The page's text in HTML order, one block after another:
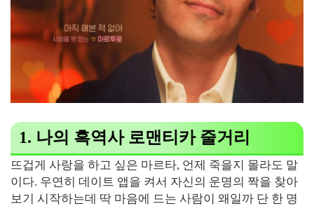
1. 나의 흑역사 로맨티카 줄거리
뜨겁게 사랑을 하고 싶은 마르타, 언제 죽을지 몰라도 말
이다. 우연히 데이트 앱을 켜서 자신의 운명의 짝을 찾아
보기 시작하는데 딱 마음에 드는 사람이 왜일까 단 한 명